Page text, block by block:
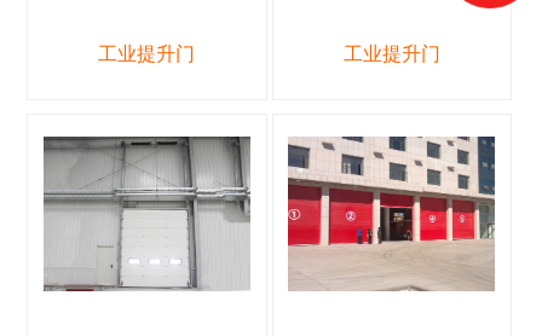
工业提升门 工业提升门